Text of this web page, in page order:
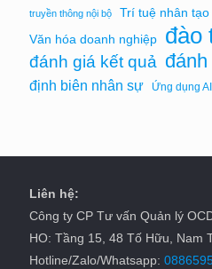
truyền thông nội bộ Trí tuệ nhân tạo
Văn hóa doanh nghiệp đào
đánh giá kết quả
định biên nhân sự Ứng dụng AI
Liên hệ:
Công ty CP Tư vấn Quản lý
HO: Tầng 15, 48 Tố Hữu, Nam
Hotline/Zalo/Whatsapp: